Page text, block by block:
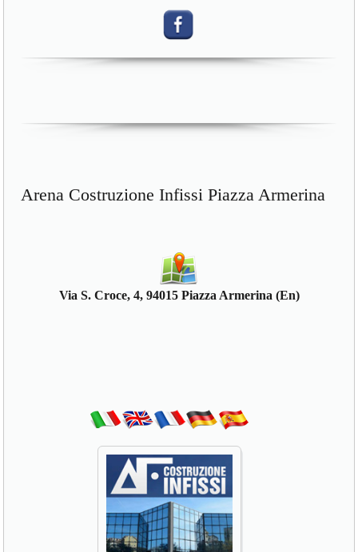
Arena Costruzione Infissi Piazza Armerina
Via S. Croce, 4, 94015 Piazza Armerina (En)